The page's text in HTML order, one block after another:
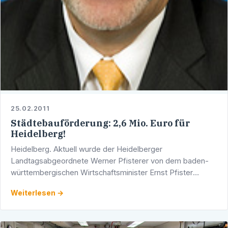
25.02.2011
Städtebauförderung: 2,6 Mio. Euro für
Heidelberg!
Heidelberg. Aktuell wurde der Heidelberger
Landtagsabgeordnete Werner Pfisterer von dem baden-
württembergischen Wirtschaftsminister Ernst Pfister
dem …
Weiterlesen →